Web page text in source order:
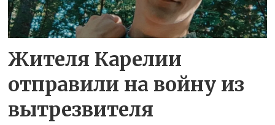
Жителя Карелии
отправили на войну из
вытрезвителя